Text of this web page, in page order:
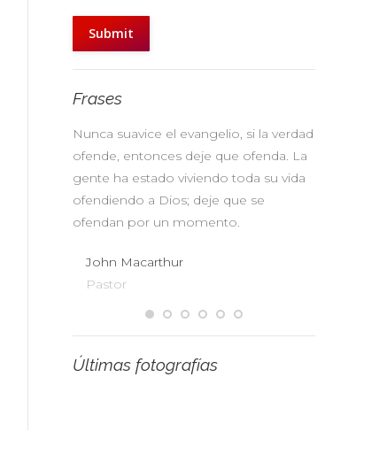
Submit
Frases
Nunca suavice el evangelio, si la verdad
ofende, entonces deje que ofenda. La
gente ha estado viviendo toda su vida
ofendiendo a Dios; deje que se
ofendan por un momento.
John Macarthur
Pastor
Últimas fotografías